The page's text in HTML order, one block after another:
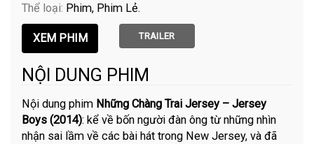
Thể loại: Phim Phim Lẻ
TRAILER
NỘI DUNG PHIM
Nội dung phim Những Chàng Trai Jersey – Jersey
Boys (2014): kể về bốn người đàn ông từ những nhìn
nhận sai lầm về các bài hát trong New Jersey, và đã